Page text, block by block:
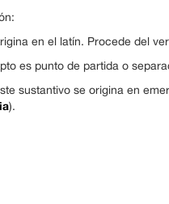
en el latín. Procede del
es punto de partida o
sustantivo se origina en
).